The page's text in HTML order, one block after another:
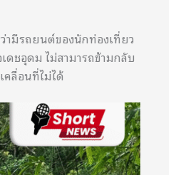
ามีรถยนต์ของนักท่องเที่ยว
ดชอุดม ไม่สามารถข้ามกลับ
คลื่อนที่ไม่ได้